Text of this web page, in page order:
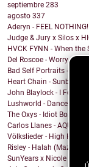
septiembre 283
agosto 337
Aderyn - FEEL NOTHING!
Judge & Jury x Silos x
HVCK FYNN - When the
Del Roscoe - Worry Birds
Bad Self Portraits - I
Heart Chain - Sunburst
John Blaylock - I Feel
Lushworld - Dance!
The Oxys - Idiot Box
Carlos Llanes - AQUI
Völkslieder - High Horse
Risley - Halah (Mazzy
SunYears x Nicole Atkins